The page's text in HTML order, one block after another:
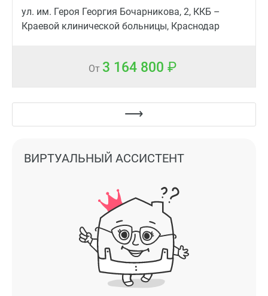
ул. им. Героя Георгия Бочарникова, 2, ККБ –
Краевой клинической больницы, Краснодар
От 3 164 800
ВИРТУАЛЬНЫЙ АССИСТЕНТ